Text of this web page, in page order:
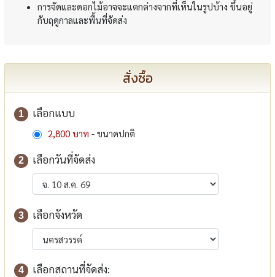
การจัดและดอกไม้อาจจะแตกต่างจากที่เห็นในรูปบ้าง ขึ้นอยู่
กับฤดูกาลและพื้นที่จัดส่ง
สั่งซื้อ
1 เลือกแบบ
2,800 บาท - ขนาดปกติ
2 เลือกวันที่จัดส่ง
3 เลือกจังหวัด
4 เลือกสถานที่จัดส่ง: